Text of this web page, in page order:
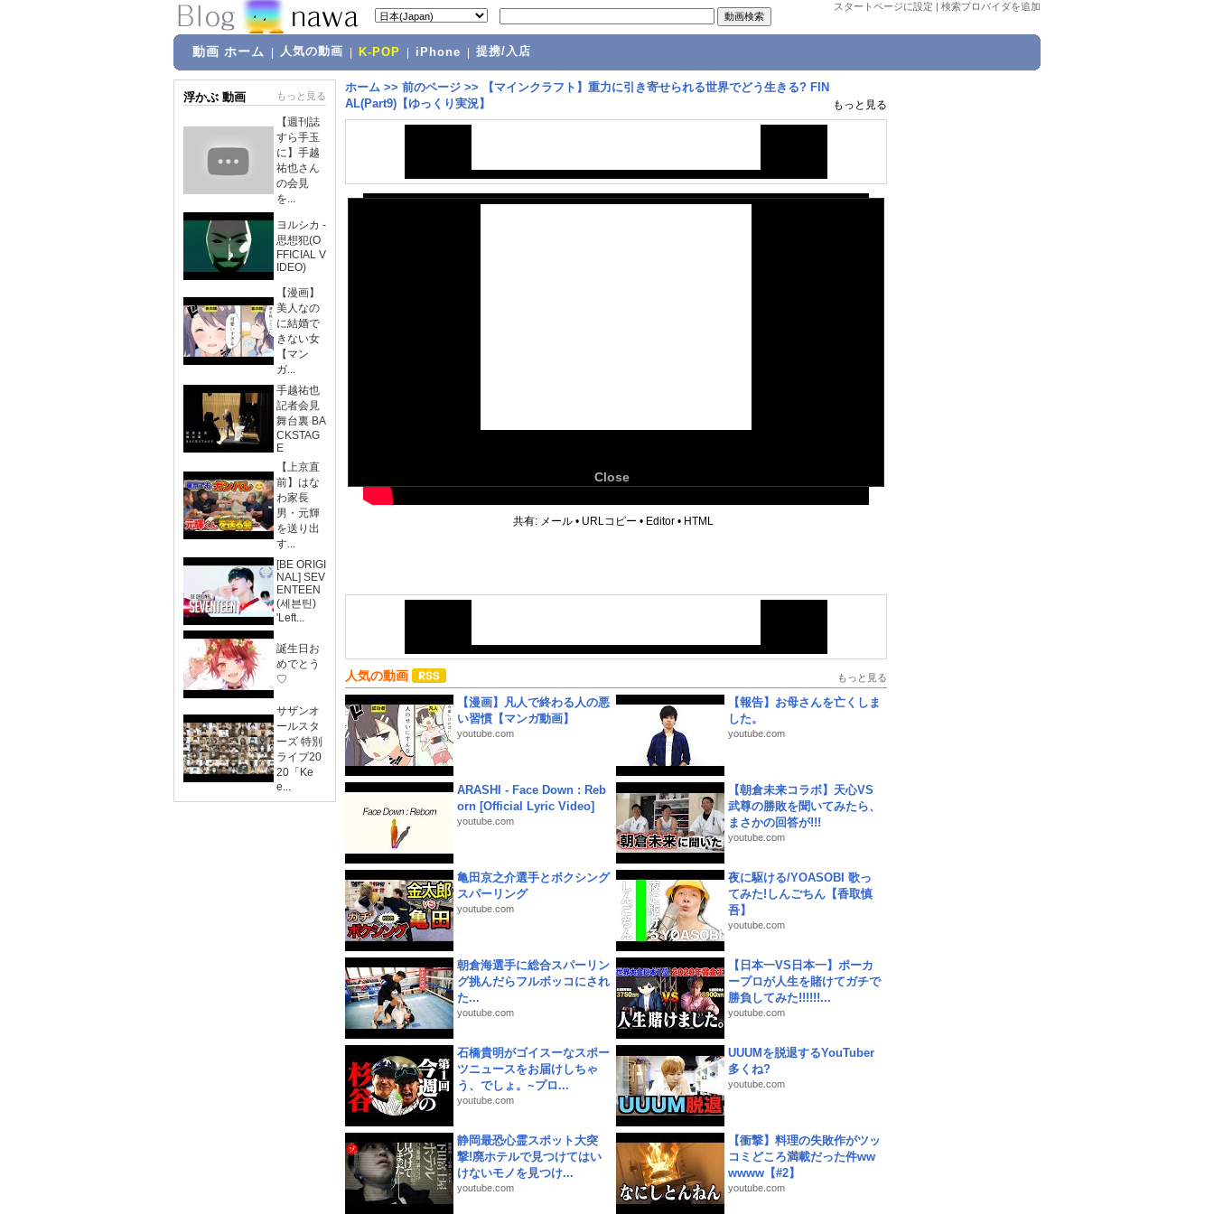
スタートページに設定 | 検索プロバイダを追加
動画 ホーム 人気の動画 K-POP iPhone 提携/入店
浮かぶ 動画 もっと見る
【週刊誌
すら手玉
に】手越
祐也さん
の会見
を...
ヨルシカ -
思想犯(O
FFICIAL V
IDEO)
【漫画】
美人なの
に結婚で
きない女
【マン
ガ...
手越祐也
記者会見
舞台裏 BA
CKSTAG
E
【上京直
前】はな
わ家長
男・元輝
を送り出
す...
[BE ORIGI
NAL] SEV
ENTEEN
(세븐틴)
'Left...
誕生日お
めでとう
♡
サザンオ
ールスタ
ーズ 特別
ライブ20
20「Ke
e...
ホーム >> 前のページ >>
【マインクラフト】重力に引き寄せられる世界でどう生きる? FIN
AL(Part9)【ゆっくり実況】
もっと見る
Close
共有: メール • URLコピー • Editor • HTML
人気の動画 もっと見る
【漫画】凡人で終わる人の悪
い習慣【マンガ動画】
youtube.com
【報告】お母さんを亡くしま
した。
youtube.com
ARASHI - Face Down : Reb
orn [Official Lyric Video]
youtube.com
【朝倉未来コラボ】天心VS
武尊の勝敗を聞いてみたら、
まさかの回答が!!!
youtube.com
亀田京之介選手とボクシング
スパーリング
youtube.com
夜に駆ける/YOASOBI 歌っ
てみた!しんごちん【香取慎
吾】
youtube.com
朝倉海選手に総合スパーリン
グ挑んだらフルボッコにされ
た...
youtube.com
【日本一VS日本一】ポーカ
ープロが人生を賭けてガチで
勝負してみた!!!!!!...
youtube.com
石橋貴明がゴイスーなスポー
ツニュースをお届けしちゃ
う、でしょ。~プロ...
youtube.com
UUUMを脱退するYouTuber
多くね?
youtube.com
静岡最恐心霊スポット大突
撃!廃ホテルで見つけてはい
けないモノを見つけ...
youtube.com
【衝撃】料理の失敗作がツッ
コミどころ満載だった件ww
wwww【#2】
youtube.com